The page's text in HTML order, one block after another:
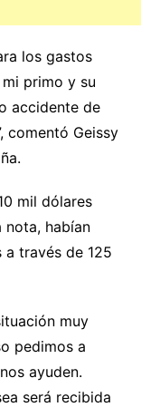
los gastos
primo y su
accidente de
comentó Geissy
mil dólares
nota, habían
través de 125
muy
pedimos a
ayuden.
será recibida